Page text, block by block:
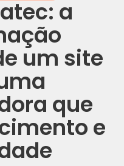
a
um site
que
e